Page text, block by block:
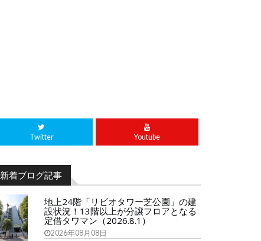
Twitter Youtube
新着ブログ記事
地上24階「リビオタワー芝公園」の建
設状況！13階以上が分譲フロアとなる
定借タワマン（2026.8.1）
2026年08月08日